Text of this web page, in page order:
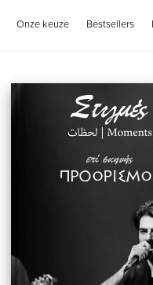
Onze keuze Bestsellers